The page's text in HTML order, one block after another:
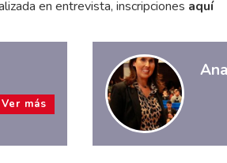
en entrevista, inscripciones aquí
Ver más